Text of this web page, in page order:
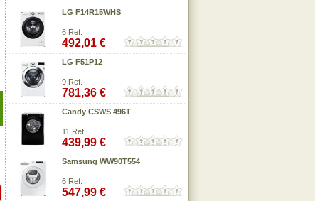
LG F14R15WHS
6 Ref.
492,01 €
LG F51P12
9 Ref.
781,36 €
Candy CSWS 496T
11 Ref.
439,99 €
Samsung WW90T554
6 Ref.
547,99 €